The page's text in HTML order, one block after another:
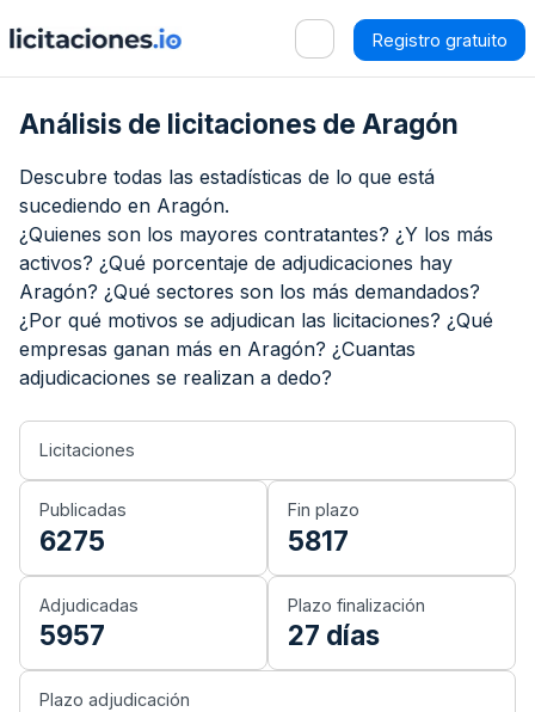
Registro gratuito
Análisis de licitaciones de Aragón
Descubre todas las estadísticas de lo que está
sucediendo en Aragón.
¿Quienes son los mayores contratantes? ¿Y los más
activos? ¿Qué porcentaje de adjudicaciones hay
Aragón? ¿Qué sectores son los más demandados?
¿Por qué motivos se adjudican las licitaciones? ¿Qué
empresas ganan más en Aragón? ¿Cuantas
adjudicaciones se realizan a dedo?
Licitaciones
Publicadas
6275
Fin plazo
5817
Adjudicadas
5957
Plazo finalización
27 días
Plazo adjudicación